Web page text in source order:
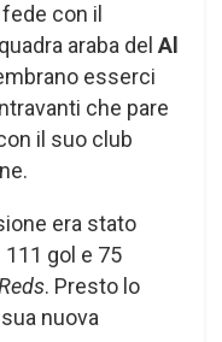
con il
araba del Al
esserci
che pare
il suo club
era stato
111 gol e 75
. Presto lo
nuova